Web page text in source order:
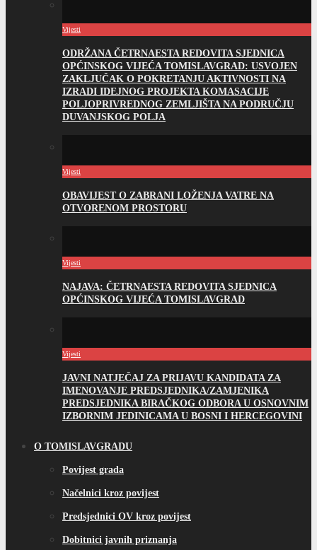
Vijesti
ODRŽANA ČETRNAESTA REDOVITA SJEDNICA
OPĆINSKOG VIJEĆA TOMISLAVGRAD: USVOJEN
ZAKLJUČAK O POKRETANJU AKTIVNOSTI NA
IZRADI IDEJNOG PROJEKTA KOMASACIJE
POLJOPRIVREDNOG ZEMLJIŠTA NA PODRUČJU
DUVANJSKOG POLJA
Vijesti
OBAVIJEST O ZABRANI LOŽENJA VATRE NA
OTVORENOM PROSTORU
Vijesti
NAJAVA: ČETRNAESTA REDOVITA SJEDNICA
OPĆINSKOG VIJEĆA TOMISLAVGRAD
Vijesti
JAVNI NATJEČAJ ZA PRIJAVU KANDIDATA ZA
IMENOVANJE PREDSJEDNIKA/ZAMJENIKA
PREDSJEDNIKA BIRAČKOG ODBORA U OSNOVNIM
IZBORNIM JEDINICAMA U BOSNI I HERCEGOVINI
O TOMISLAVGRADU
Povijest grada
Načelnici kroz povijest
Predsjednici OV kroz povijest
Dobitnici javnih priznanja